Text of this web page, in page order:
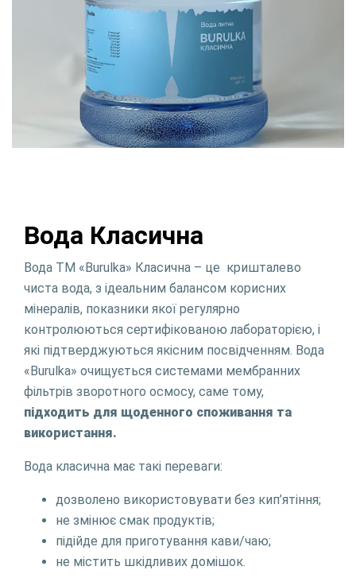
Вода Класична
Вода ТМ «Burulka» Класична – це кришталево
чиста вода, з ідеальним балансом корисних
мінералів, показники якої регулярно
контролюються сертифікованою лабораторією, і
які підтверджуються якісним посвідченням. Вода
«Burulka» очищується системами мембранних
фільтрів зворотного осмосу, саме тому,
підходить для щоденного споживання та
використання.
Вода класична має такі переваги:
дозволено використовувати без кип’ятіння;
не змінює смак продуктів;
підійде для приготування кави/чаю;
не містить шкідливих домішок.